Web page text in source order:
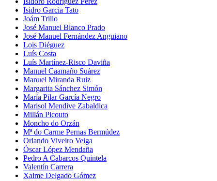
Isidro García Tato
Joám Trillo
José Manuel Blanco Prado
José Manuel Fernández Anguiano
Lois Diéguez
Luís Costa
Luís Martínez-Risco Daviña
Manuel Caamaño Suárez
Manuel Miranda Ruiz
Margarita Sánchez Simón
María Pilar García Negro
Marisol Mendive Zabaldica
Millán Picouto
Moncho do Orzán
Mª do Carme Pernas Bermúdez
Orlando Viveiro Veiga
Óscar López Mendaña
Pedro A Cabarcos Quintela
Valentín Carrera
Xaime Delgado Gómez